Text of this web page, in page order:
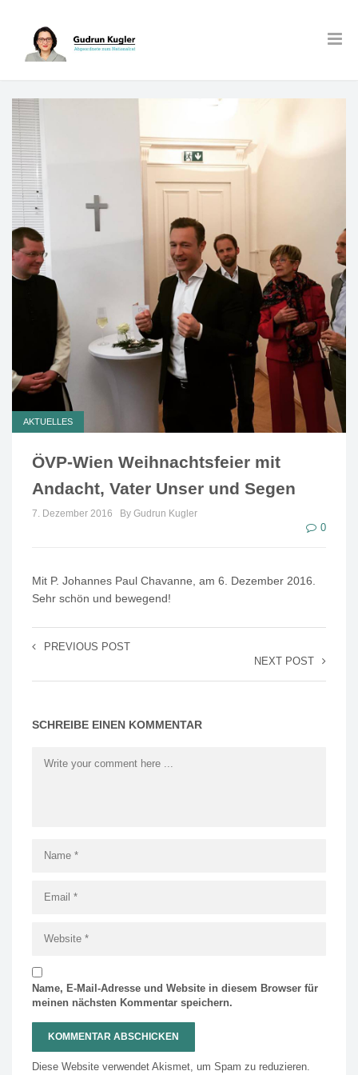
AKTUELLES
ÖVP-Wien Weihnachtsfeier mit
Andacht, Vater Unser und Segen
7. Dezember 2016 By Gudrun Kugler
0
Mit P. Johannes Paul Chavanne, am 6. Dezember 2016.
Sehr schön und bewegend!
PREVIOUS POST
NEXT POST
SCHREIBE EINEN KOMMENTAR
Name, E-Mail-Adresse und Website in diesem Browser für
meinen nächsten Kommentar speichern.
Diese Website verwendet Akismet, um Spam zu reduzieren.